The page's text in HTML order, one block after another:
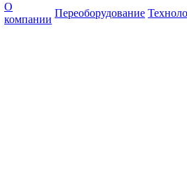
О
компании
Переоборудование